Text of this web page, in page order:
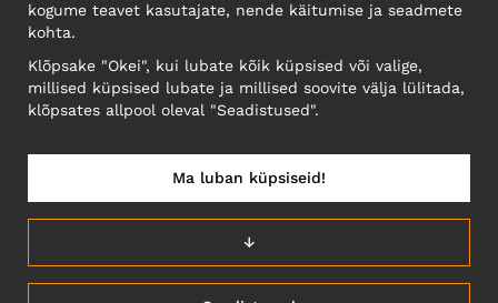
FIRMA
Mäeküla tn 9, EE-13525 Tallinn
Reg: 17449603, KMKR: EE102960721
EESTI/EESTI KEEL
kogume teavet kasutajate, nende käitumise ja seadmete
kohta.
Klõpsake "Okei", kui lubate kõik küpsised või valige,
millised küpsised lubate ja millised soovite välja lülitada,
klõpsates allpool oleval "Seadistused".
↓
Ma luban küpsiseid!